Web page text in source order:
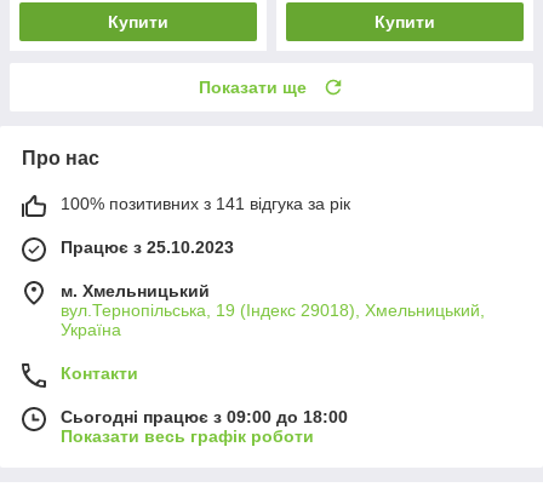
Купити Купити
Показати ще
Про нас
100% позитивних з 141 відгука за рік
Працює з 25.10.2023
м. Хмельницький
вул.Тернопільська, 19 (Індекс 29018), Хмельницький,
Україна
Контакти
Сьогодні працює з 09:00 до 18:00
Показати весь графік роботи